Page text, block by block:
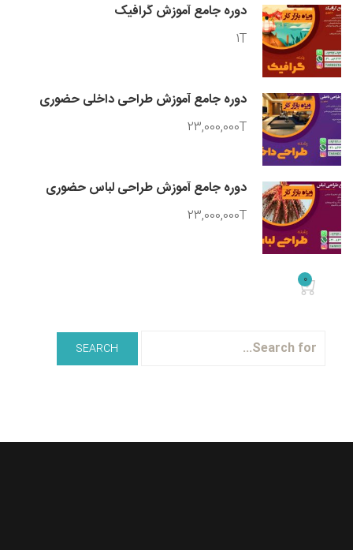
دوره جامع آموزش گرافیک
1T
دوره جامع آموزش طراحی داخلی حضوری
23,000,000T
دوره جامع آموزش طراحی لباس حضوری
23,000,000T
0